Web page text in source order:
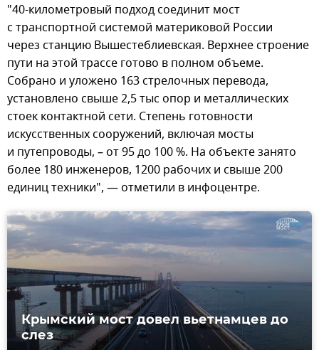
"40-километровый подход соединит мост
с транспортной системой материковой России
через станцию Вышестеблиевская. Верхнее строение
пути на этой трассе готово в полном объеме.
Собрано и уложено 163 стрелочных перевода,
установлено свыше 2,5 тыс опор и металлических
стоек контактной сети. Степень готовности
искусственных сооружений, включая мосты
и путепроводы, – от 95 до 100 %. На объекте занято
более 180 инженеров, 1200 рабочих и свыше 200
единиц техники", — отметили в инфоцентре.
Крымский мост довел вьетнамцев до
слез